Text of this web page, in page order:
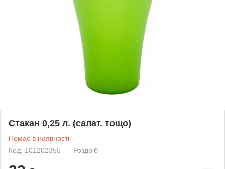
Стакан 0,25 л. (салат. тощо)
Немає в наявності
Код: 101202355
Роздріб